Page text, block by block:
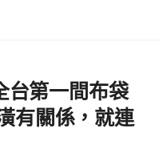
台第一間布袋
有關係，就連